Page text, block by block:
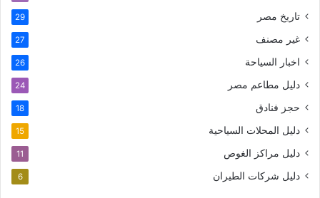
تاريخ مصر 29
غير مصنف 27
اخبار السياحة 26
دليل مطاعم مصر 24
حجز فنادق 18
دليل المحلات السياحية 15
دليل مراكز الغوص 11
دليل شركات الطيران 6